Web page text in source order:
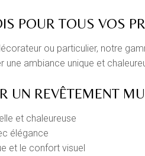
POUR TOUS VOS
ou particulier, notre
une ambiance unique et
UN REVÊTEMENT
et chaleureuse
élégance
et le confort visuel